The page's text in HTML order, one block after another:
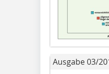
Ausgabe 03/